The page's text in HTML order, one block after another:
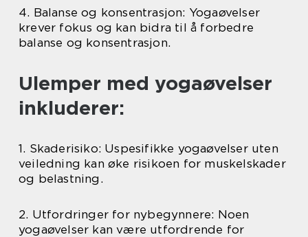
4. Balanse og konsentrasjon: Yogaøvelser
krever fokus og kan bidra til å forbedre
balanse og konsentrasjon.
Ulemper med yogaøvelser
inkluderer:
1. Skaderisiko: Uspesifikke yogaøvelser uten
veiledning kan øke risikoen for muskelskader
og belastning.
2. Utfordringer for nybegynnere: Noen
yogaøvelser kan være utfordrende for